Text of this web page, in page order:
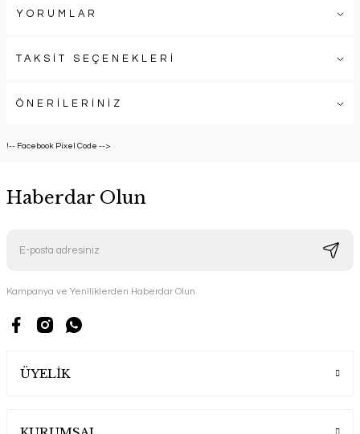
YORUMLAR
TAKSİT SEÇENEKLERİ
ÖNERİLERİNİZ
!-- Facebook Pixel Code -->
Haberdar Olun
Kampanya ve Yeniliklerden Haberdar Olun
ÜYELİK